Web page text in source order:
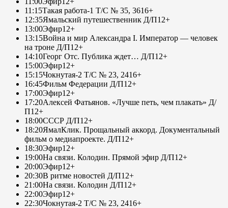
11:15Такая работа-1 Т/С № 35, 3616+
12:35Ямальский путешественник Д/П12+
13:00Эфир12+
13:15Война и мир Александра I. Император — человек
на троне Д/П12+
14:10Георг Отс. Публика ждет… Д/П12+
15:00Эфир12+
15:15Чокнутая-2 Т/С № 23, 2416+
16:45Фильм Федерации Д/П12+
17:00Эфир12+
17:20Алексей Фатьянов. «Лучше петь, чем плакать» Д/
П12+
18:00СССР Д/П12+
18:20ЯмалКлик. Прощальный аккорд. Документальный
фильм о медиапроекте. Д/П12+
18:30Эфир12+
19:00На связи. Колодин. Прямой эфир Д/П12+
20:00Эфир12+
20:30В ритме новостей Д/П12+
21:00На связи. Колодин Д/П12+
22:00Эфир12+
22:30Чокнутая-2 Т/С № 23, 2416+